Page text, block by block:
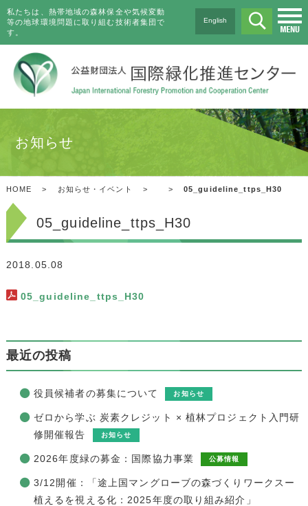
私たちは、熱帯地域の森林保全や気候変動
等の地球環境問題に取り組む技術者集団で
す。
English
お知らせ
HOME > お知らせ・イベント > > 05_guideline_ttps_H30
05_guideline_ttps_H30
2018.05.08
05_guideline_ttps_H30
最近の投稿
役員候補者の募集について お知らせ
ゼロから学ぶ 炭素クレジット × 植林プロジェクト入門研
修開催報告
お知らせ
2026年度緑の募金：国際協力事業 公募情報
3/12開催：「途上国マングローブの森づくりワークスー
植えるを視える化：2025年度の取り組み紹介」